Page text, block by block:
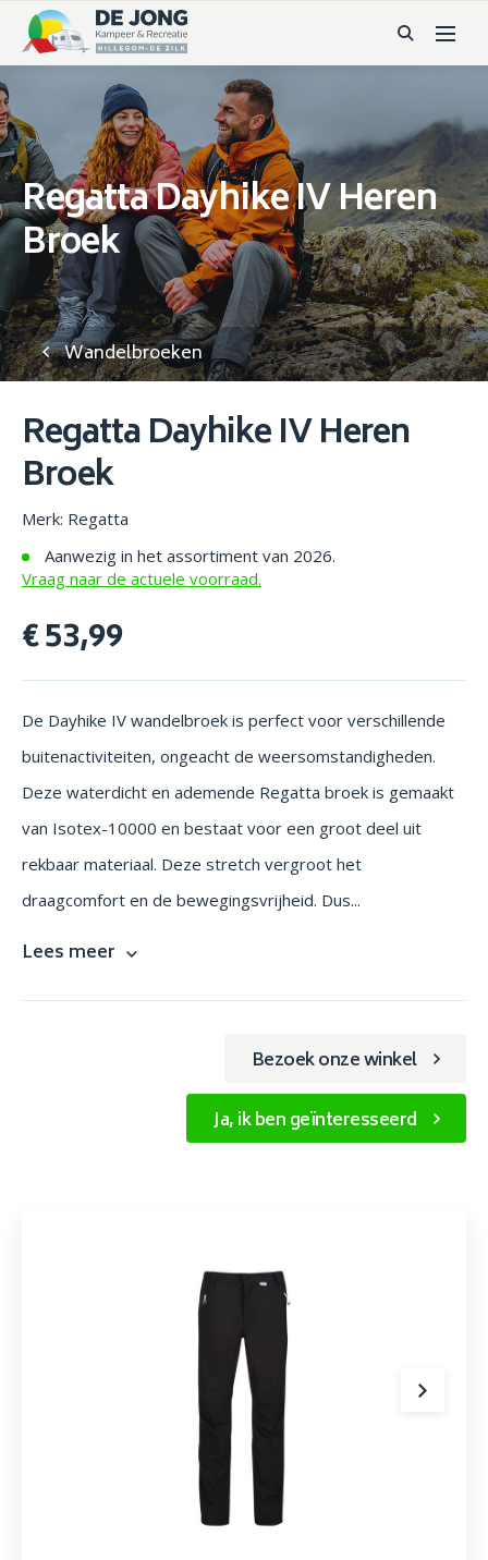
Regatta Dayhike IV Heren
Broek
Wandelbroeken
Regatta Dayhike IV Heren
Broek
Merk: Regatta
Aanwezig in het assortiment van 2026.
Vraag naar de actuele voorraad.
€ 53,99
De Dayhike IV wandelbroek is perfect voor verschillende
buitenactiviteiten, ongeacht de weersomstandigheden.
Deze waterdicht en ademende Regatta broek is gemaakt
van Isotex-10000 en bestaat voor een groot deel uit
rekbaar materiaal. Deze stretch vergroot het
draagcomfort en de bewegingsvrijheid. Dus...
Lees meer
Bezoek onze winkel
Ja, ik ben geïnteresseerd